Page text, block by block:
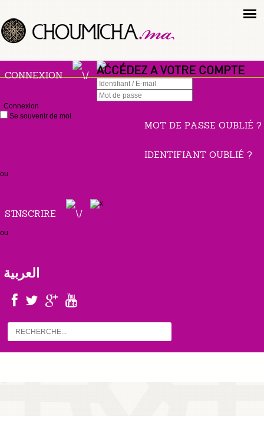
CONNEXION ACCÉDEZ A VOTRE COMPTE
Connexion
Se souvenir de moi
MOT DE PASSE OUBLIÉ ?
IDENTIFIANT OUBLIÉ ?
ou
S'INSCRIRE
ou
العربية